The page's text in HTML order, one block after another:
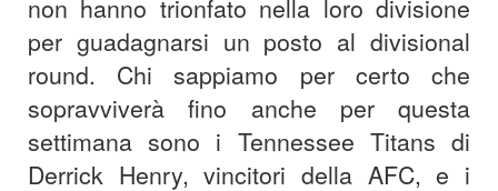
non hanno trionfato nella loro divisione
per guadagnarsi un posto al divisional
round. Chi sappiamo per certo che
sopravviverà fino anche per questa
settimana sono i Tennessee Titans di
Derrick Henry, vincitori della AFC, e i